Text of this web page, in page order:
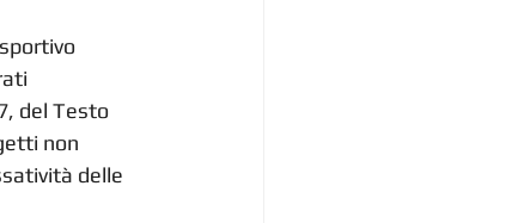
del Testo
non
delle